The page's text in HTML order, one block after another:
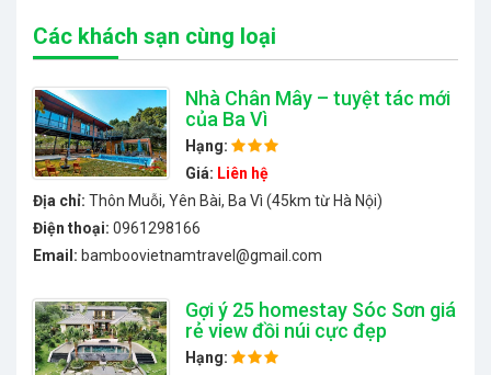
Các khách sạn cùng loại
Nhà Chân Mây – tuyệt tác mới
của Ba Vì
Hạng:
Giá: Liên hệ
Địa chỉ: Thôn Muỗi, Yên Bài, Ba Vì (45km từ Hà Nội)
Điện thoại: 0961298166
Email: bamboovietnamtravel@gmail.com
Gợi ý 25 homestay Sóc Sơn giá
rẻ view đồi núi cực đẹp
Hạng: